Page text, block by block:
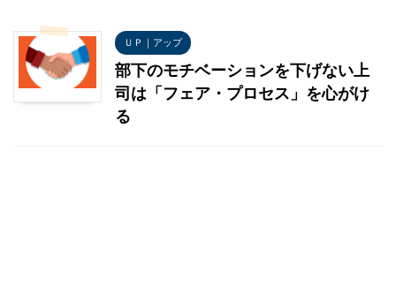
ＵＰ｜アップ
部下のモチベーションを下げない上
司は「フェア・プロセス」を心がけ
る